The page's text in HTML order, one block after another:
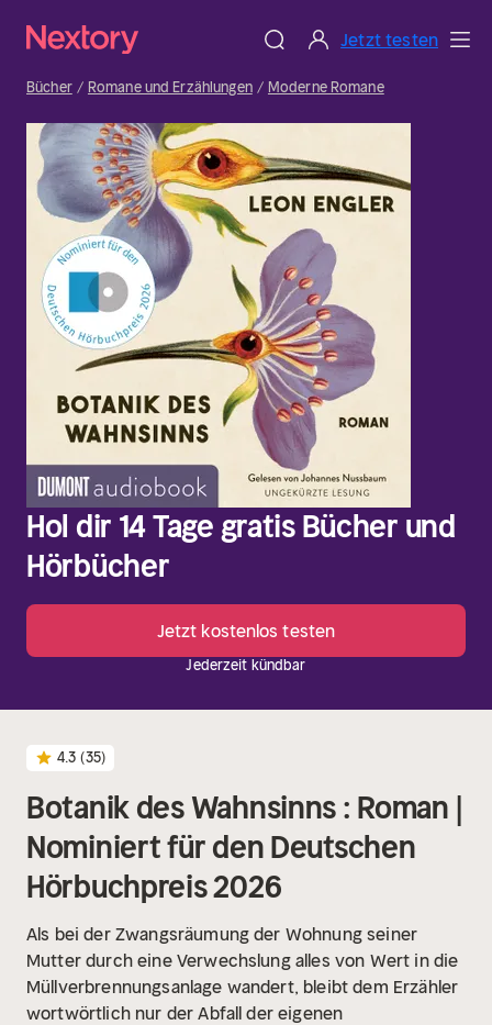
Jetzt testen
Bücher Romane und Erzählungen Moderne Romane
Hol dir 14 Tage gratis Bücher und
Hörbücher
Jetzt kostenlos testen
Jederzeit kündbar
4.3 (35)
Botanik des Wahnsinns : Roman |
Nominiert für den Deutschen
Hörbuchpreis 2026
Als bei der Zwangsräumung der Wohnung seiner
Mutter durch eine Verwechslung alles von Wert in die
Müllverbrennungsanlage wandert, bleibt dem Erzähler
wortwörtlich nur der Abfall der eigenen